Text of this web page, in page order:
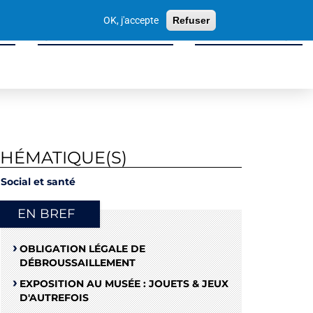
OK, j'accepte Refuser
Sport, Culture & Loisirs Tissu Économique
Social et santé
EN BREF
OBLIGATION LÉGALE DE
DÉBROUSSAILLEMENT
EXPOSITION AU MUSÉE : JOUETS & JEUX
D'AUTREFOIS